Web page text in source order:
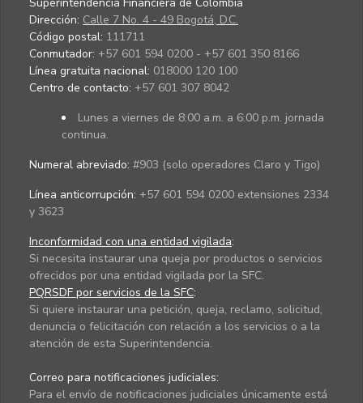
Dirección: Calle 7 No. 4 - 49 Bogotá, D.C.
Código postal: 111711
Conmutador: +57 601 594 0200 - +57 601 350 8166
Línea gratuita nacional: 018000 120 100
Centro de contacto: +57 601 307 8042
Lunes a viernes de 8:00 a.m. a 6:00 p.m. jornada
continua.
Numeral abreviado: #903 (solo operadores Claro y Tigo)
Línea anticorrupción: +57 601 594 0200 extensiones 2334
y 3623
Inconformidad con una entidad vigilada:
Si necesita instaurar una queja por productos o servicios
ofrecidos por una entidad vigilada por la SFC.
PQRSDF por servicios de la SFC:
Si quiere instaurar una petición, queja, reclamo, solicitud,
denuncia o felicitación con relación a los servicios o a la
atención de esta Superintendencia.
Correo para notificaciones judiciales:
Para el envío de notificaciones judiciales únicamente está